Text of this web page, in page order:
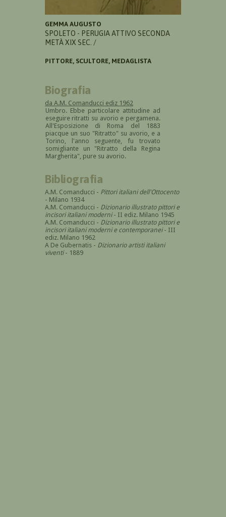
GEMMA AUGUSTO
SPOLETO - PERUGIA ATTIVO SECONDA
METÀ XIX SEC. /
PITTORE, SCULTORE, MEDAGLISTA
Biografia
da A.M. Comanducci ediz 1962
Umbro. Ebbe particolare attitudine ad
eseguire ritratti su avorio e pergamena.
All'Esposizione di Roma del 1883
piacque un suo "Ritratto" su avorio, e a
Torino, l'anno seguente, fu trovato
somigliante un "Ritratto della Regina
Margherita", pure su avorio.
Bibliografia
A.M. Comanducci - Pittori italiani dell'Ottocento
- Milano 1934
A.M. Comanducci - Dizionario illustrato pittori e
incisori italiani moderni- II ediz. Milano 1945
A.M. Comanducci - Dizionario illustrato pittori e
incisori italiani moderni e contemporanei- III
ediz. Milano 1962
A De Gubernatis - Dizionario artisti italiani
viventi- 1889